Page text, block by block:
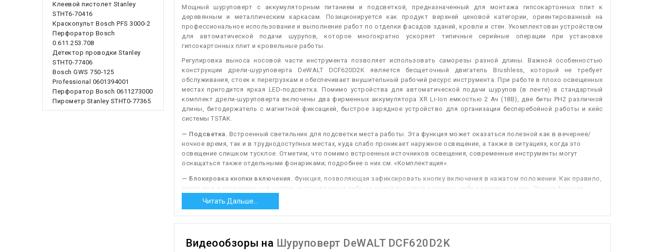
Клеевой пистолет Stanley
STHT6-70416
Краскопульт Bosch PFS 3000-2
Перфоратор Bosch
0.611.253.708
Детектор проводки Stanley
STHT0-77406
Bosch GWS 750-125
Professional 0601394001
Перфоратор Bosch 0611273000
Пирометр Stanley STHT0-77365
М ощный шуруповерт с аккумуляторным питанием и подсветкой, предназначенный для монтажа гипсокартонных плит к
деревянным и металлическим каркасам. Позиционируется как продукт верхней ценовой категории, ориентированный на
профессиональное использование и выполнение работ по отделки фасадов зданий, кровли и стен. Укомплектован устройством
для автоматической подачи шурупов, которое многократно ускоряет типичные серийные операции при установке
гипсокартонных плит и кровельные работы.
Регулировка выноса носовой части инструмента позволяет использовать саморезы разной длины. Важной особенностью
конструкции дрели-шуруповерта DeWALT DCF620D2K является бесщеточный двигатель Brushless, который не требует
обслуживания, стоек к перегрузкам и обеспечивает внушительный рабочий ресурс инструмента. При работе в плохо освещенных
местах пригодится яркая LED-подсветка. Помимо устройства для автоматической подачи шурупов (в ленте) в стандартный
комплект дрели-шуруповерта включены два фирменных аккумулятора XR Li-Ion емкостью 2 Ач (18В), две биты PH2 различной
длины, битодержатель с магнитной фиксацией, быстрое зарядное устройство для организации бесперебойной работы и кейс
системы TSTAK.
— Подсветка. Встроенный светильник для подсветки места работы. Эта функция может оказаться полезной как в вечернее/
ночное время, так и в труднодоступных местах, куда слабо проникает наружное освещение, а также в ситуациях, когда это
освещение слишком тусклое. Отметим, что помимо встроенных источников освещения, современные инструменты могут
оснащаться также отдельными фонариками; подробнее о них см. «Комплектация».
— Блокировка кнопки включения.
Функция, позволяющая зафиксировать кнопку включения в нажатом положении. Как правило,
имеет вид дополнительной кнопки, установленной либо на самой пусковой клавише, либо недалеко от нее. Данная функция
очень удобна в ситуациях, когда инструмент приходится долго использовать без перерывов — например, при сверлении сразу
нескольких десятков отверстий: кнопку пуска проще закрепить во включенном положении, чем постоянно держать ее нажатой,
дополнительно напрягая палец на рабочей руке. А отключается блокировка, как правило, простейшим способом — например,
— Электронная защита двигателя.Система, защищающая двигатель от критических перегрузок — например, в случае
Читать Дальше...
Видеообзоры на Шуруповерт DeWALT DCF620D2K